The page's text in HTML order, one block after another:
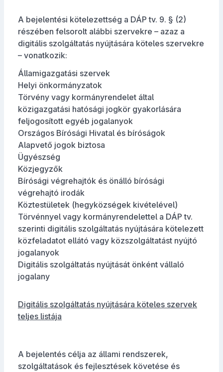
A bejelentési kötelezettség a DÁP tv. 9. § (2)
részében felsorolt alábbi szervekre – azaz a
digitális szolgáltatás nyújtására köteles szervekre
– vonatkozik:
Államigazgatási szervek
Helyi önkormányzatok
Törvény vagy kormányrendelet által
közigazgatási hatósági jogkör gyakorlására
feljogosított egyéb jogalanyok
Országos Bírósági Hivatal és bíróságok
Alapvető jogok biztosa
Ügyészség
Közjegyzők
Bírósági végrehajtók és önálló bírósági
végrehajtó irodák
Köztestületek (hegyközségek kivételével)
Törvénnyel vagy kormányrendelettel a DÁP tv.
szerinti digitális szolgáltatás nyújtására kötelezett
közfeladatot ellátó vagy közszolgáltatást nyújtó
jogalanyok
Digitális szolgáltatás nyújtását önként vállaló
jogalany
Digitális szolgáltatás nyújtására köteles szervek
teljes listája
A bejelentés célja az állami rendszerek,
szolgáltatások és fejlesztések követése és